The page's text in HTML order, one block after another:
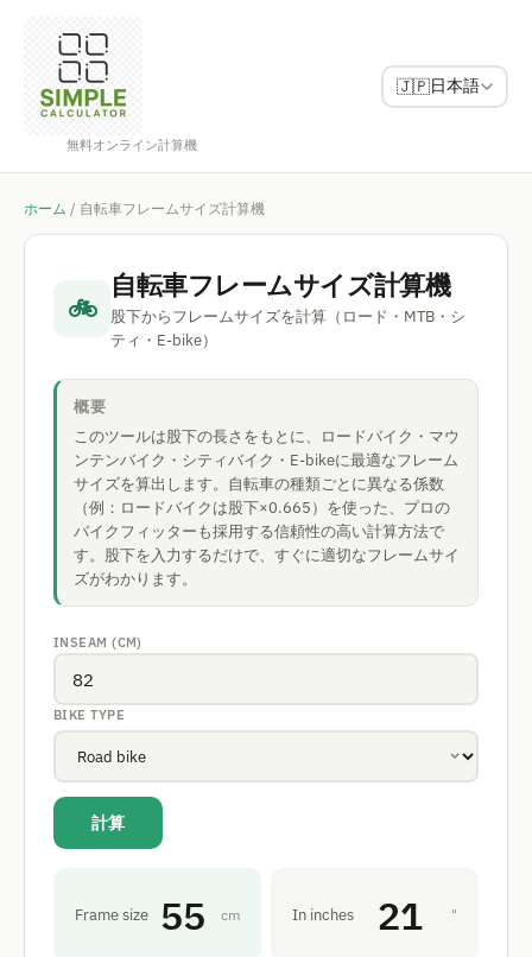
無料オンライン計算機
🇯🇵日本語
ホーム / 自転車フレームサイズ計算機
🚲
自転車フレームサイズ計算機
股下からフレームサイズを計算（ロード・MTB・シ
ティ・E-bike）
概要
このツールは股下の長さをもとに、ロードバイク・マウ
ンテンバイク・シティバイク・E-bikeに最適なフレーム
サイズを算出します。自転車の種類ごとに異なる係数
（例：ロードバイクは股下×0.665）を使った、プロの
バイクフィッターも採用する信頼性の高い計算方法で
す。股下を入力するだけで、すぐに適切なフレームサイ
ズがわかります。
INSEAM (CM)
BIKE TYPE
計算
Frame size 55 cm In inches 21 "